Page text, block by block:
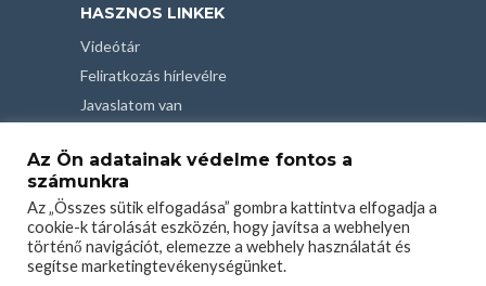
HASZNOS LINKEK
Videótár
Feliratkozás hírlevélre
Javaslatom van
Felhasználási feltételek
Adatvédelmi tájékoztató
Az Ön adatainak védelme fontos a
számunkra
Az „Összes sütik elfogadása” gombra kattintva elfogadja a
cookie-k tárolását eszközén, hogy javítsa a webhelyen
történő navigációt, elemezze a webhely használatát és
segítse marketingtevékenységünket.